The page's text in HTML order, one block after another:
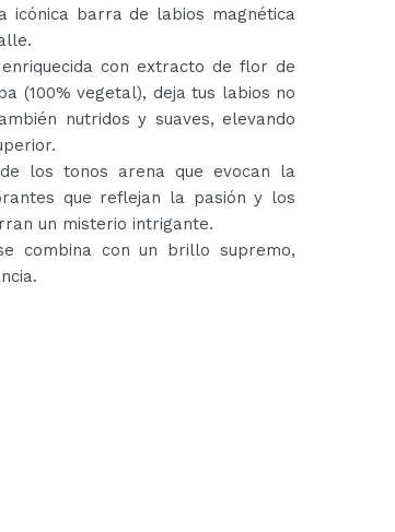
icónica barra de labios magnética
con extracto de flor de
(100% vegetal), deja tus labios no
nutridos y suaves, elevando
los tonos arena que evocan la
que reflejan la pasión y los
un misterio intrigante.
combina con un brillo supremo,